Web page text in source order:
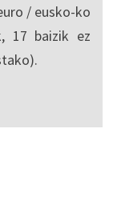
/ eusko-ko
17 baizik ez